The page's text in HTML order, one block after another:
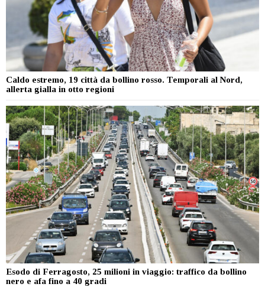
Caldo estremo, 19 città da bollino rosso. Temporali al Nord,
allerta gialla in otto regioni
Esodo di Ferragosto, 25 milioni in viaggio: traffico da bollino
nero e afa fino a 40 gradi